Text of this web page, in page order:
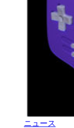
ニュース